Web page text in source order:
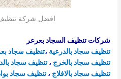
افضل شركة
شركات تنظيف السجاد بعرعر
تنظيف سجاد بالدرعية ،تنظيف سجاد
تنظيف سجادبالخرج ،تنظيف سجاد
تنظيف سجاد بالافلاج ،تنظيف سجاد